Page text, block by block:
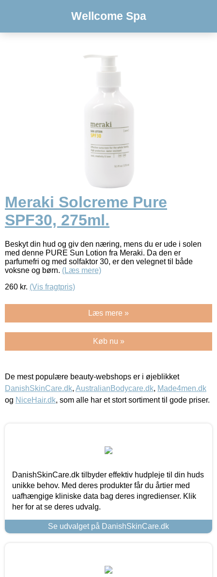
Wellcome Spa
Meraki Solcreme Pure
SPF30, 275ml.
Beskyt din hud og giv den næring, mens du er ude i solen
med denne PURE Sun Lotion fra Meraki. Da den er
parfumefri og med solfaktor 30, er den velegnet til både
voksne og børn. (Læs mere)
260 kr. (Vis fragtpris)
Læs mere »
Køb nu »
De mest populære beauty-webshops er i øjeblikket
DanishSkinCare.dk, AustralianBodycare.dk, Made4men.dk
og NiceHair.dk, som alle har et stort sortiment til gode priser.
DanishSkinCare.dk tilbyder effektiv hudpleje til din huds
unikke behov. Med deres produkter får du årtier med
uafhængige kliniske data bag deres ingredienser. Klik
her for at se deres udvalg.
Se udvalget på DanishSkinCare.dk